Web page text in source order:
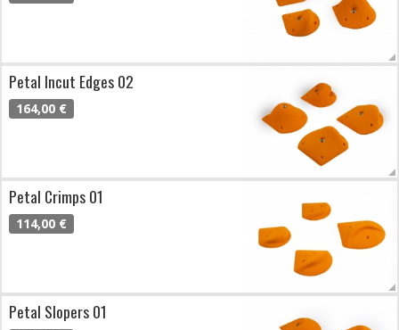
Petal Incut Edges 02
164,00 €
Petal Crimps 01
114,00 €
Petal Slopers 01